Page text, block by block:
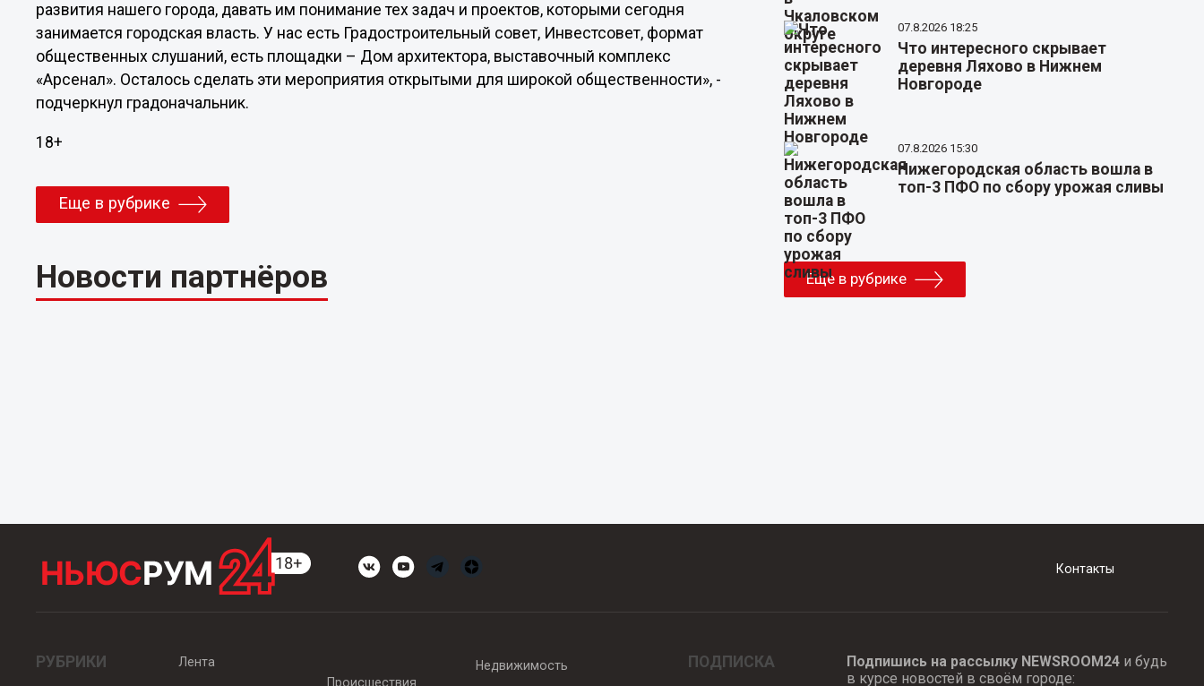
развития нашего города, давать им понимание тех задач и проектов, которыми сегодня
занимается городская власть. У нас есть Градостроительный совет, Инвестсовет, формат
общественных слушаний, есть площадки – Дом архитектора, выставочный комплекс
«Арсенал». Осталось сделать эти мероприятия открытыми для широкой общественности», -
подчеркнул градоначальник.
18+
Еще в рубрике
Новости партнёров
07.8.2026 18:25
Что интересного скрывает
деревня Ляхово в Нижнем
Новгороде
07.8.2026 15:30
Нижегородская область вошла в
топ-3 ПФО по сбору урожая сливы
Еще в рубрике
Контакты
РУБРИКИ
Лента
Происшествия
Недвижимость ПОДПИСКА Подпишись на рассылку NEWSROOM24и будь
в курсе новостей в своём городе: